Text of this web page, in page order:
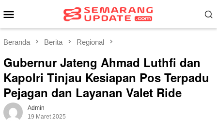
ke
Mobile
Beranda Berita Regional
Gubernur Jateng Ahmad Luthfi dan
Kapolri Tinjau Kesiapan Pos Terpadu
Pejagan dan Layanan Valet Ride
Admin
19 Maret 2025